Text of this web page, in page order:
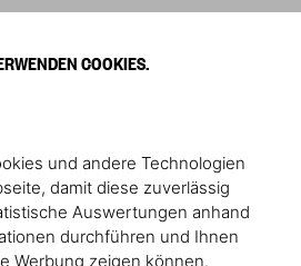
COOKIES.
und andere Technologien
damit diese zuverlässig
Auswertungen anhand
durchführen und Ihnen
Werbung zeigen können.